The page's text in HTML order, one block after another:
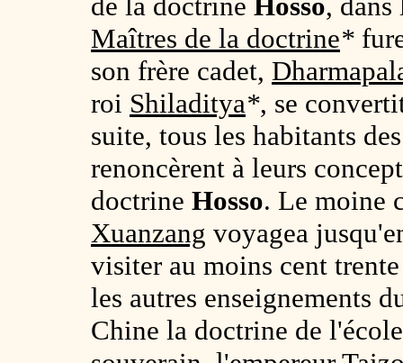
Maîtres de la doctrine*
son frère cadet,
roi Shiladitya*, se
suite, tous les habitants
renoncèrent à leurs
doctrine Hosso. Le moine
Xuanzang voyagea
visiter au moins cent
les autres enseignements
Chine la doctrine de